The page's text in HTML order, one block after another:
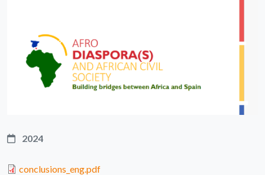
2024
conclusions_eng.pdf